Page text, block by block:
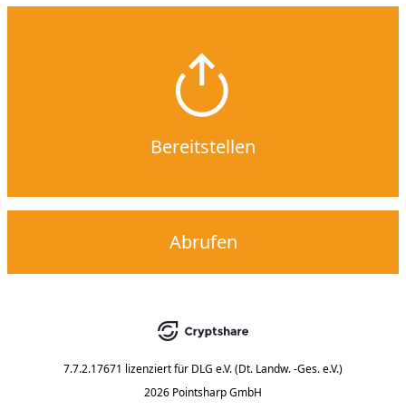
Bereitstellen
Abrufen
7.7.2.17671 lizenziert für DLG e.V. (Dt. Landw. -Ges. e.V.)
2026 Pointsharp GmbH